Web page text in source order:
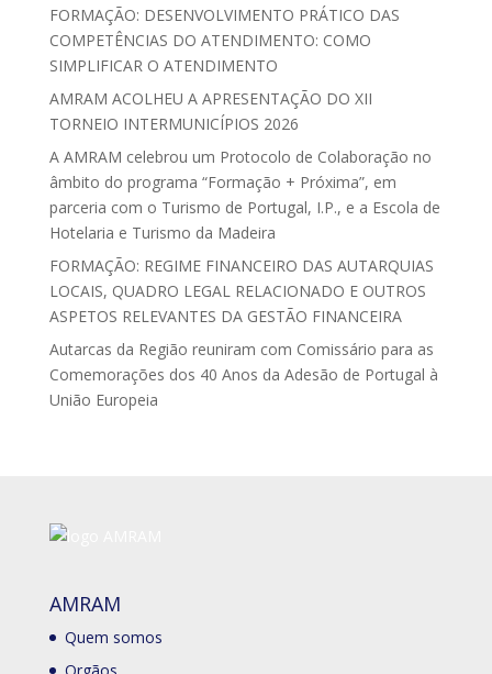
FORMAÇÃO: DESENVOLVIMENTO PRÁTICO DAS
COMPETÊNCIAS DO ATENDIMENTO: COMO
SIMPLIFICAR O ATENDIMENTO
AMRAM ACOLHEU A APRESENTAÇÃO DO XII
TORNEIO INTERMUNICÍPIOS 2026
A AMRAM celebrou um Protocolo de Colaboração no
âmbito do programa “Formação + Próxima”, em
parceria com o Turismo de Portugal, I.P., e a Escola de
Hotelaria e Turismo da Madeira
FORMAÇÃO: REGIME FINANCEIRO DAS AUTARQUIAS
LOCAIS, QUADRO LEGAL RELACIONADO E OUTROS
ASPETOS RELEVANTES DA GESTÃO FINANCEIRA
Autarcas da Região reuniram com Comissário para as
Comemorações dos 40 Anos da Adesão de Portugal à
União Europeia
AMRAM
Quem somos